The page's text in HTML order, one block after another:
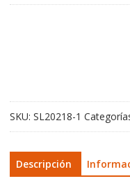
SKU: SL20218-1
Descripción